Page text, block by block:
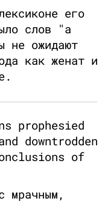
его
слов "а
не ожидают
как женат и
prophesied
downtrodden
of
мрачным,